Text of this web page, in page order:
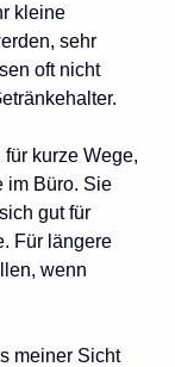
kleine
sehr
oft nicht
kurze Wege,
im Büro. Sie
gut für
Für längere
wenn
meiner Sicht